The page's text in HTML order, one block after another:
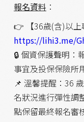
報名資料 ：
👉 【36歲(含)以上
https://lihi3.me/
🔒 個資保護聲明：
事宜及投保保險所
📌 溫馨提醒：36
名狀況進行彈性調
點保留最終報名審